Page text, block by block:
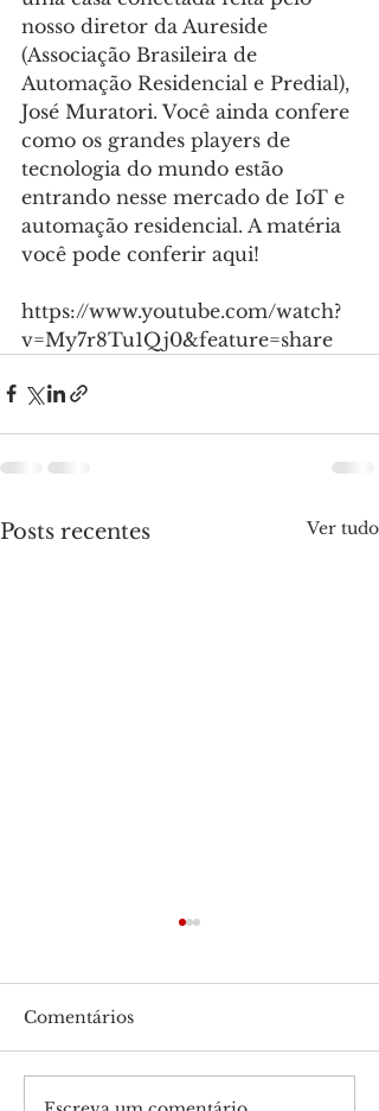
nosso diretor da Aureside
(Associação Brasileira de
Automação Residencial e Predial),
José Muratori. Você ainda confere
como os grandes players de
tecnologia do mundo estão
entrando nesse mercado de IoT e
automação residencial. A matéria
você pode conferir aqui!
https://www.youtube.com/watch?
v=My7r8Tu1Qj0&feature=share
Posts recentes Ver tudo
Comentários